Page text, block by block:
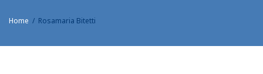
Home Rosamaria Bitetti